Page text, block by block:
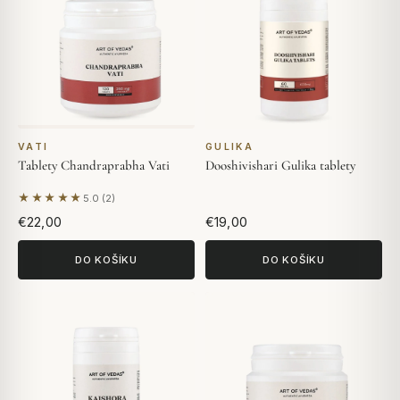
VATI
Tablety Chandraprabha Vati
★★★★★ 5.0 (2)
Na základě 2 hodnocení
€22,00
DO KOŠÍKU
GULIKA
Dooshivishari Gulika tablety
€19,00
DO KOŠÍKU